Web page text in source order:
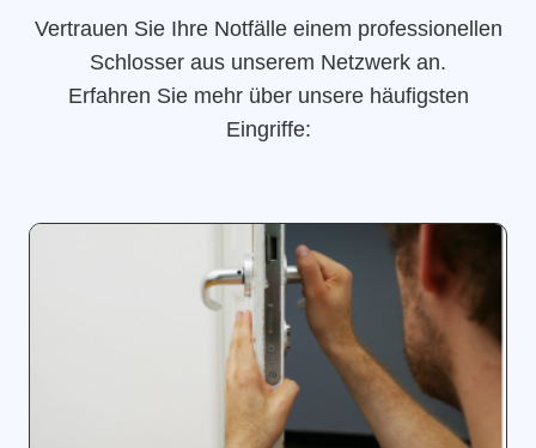
Vertrauen Sie Ihre Notfälle einem professionellen
Schlosser aus unserem Netzwerk an.
Erfahren Sie mehr über unsere häufigsten
Eingriffe: